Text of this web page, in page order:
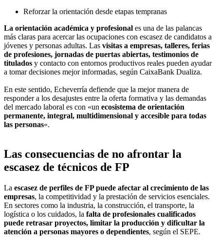
Reforzar la orientación desde etapas tempranas
La orientación académica y profesional es una de las palancas
más claras para acercar las ocupaciones con escasez de candidatos a
jóvenes y personas adultas. Las visitas a empresas, talleres, ferias
de profesiones, jornadas de puertas abiertas, testimonios de
titulados y contacto con entornos productivos reales pueden ayudar
a tomar decisiones mejor informadas, según CaixaBank Dualiza.
En este sentido, Echeverría defiende que la mejor manera de
responder a los desajustes entre la oferta formativa y las demandas
del mercado laboral es con «un ecosistema de orientación
permanente, integral, multidimensional y accesible para todas
las personas«.
Las consecuencias de no afrontar la
escasez de técnicos de FP
La escasez de perfiles de FP puede afectar al crecimiento de las
empresas, la competitividad y la prestación de servicios esenciales.
En sectores como la industria, la construcción, el transporte, la
logística o los cuidados, la falta de profesionales cualificados
puede retrasar proyectos, limitar la producción y dificultar la
atención a personas mayores o dependientes, según el SEPE.